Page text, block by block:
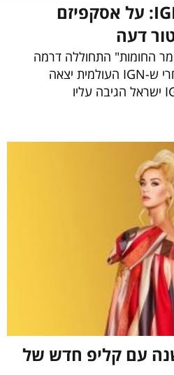
בעקבות תקרית IGN: על אסקפיזם
דעה
החומות" התחוללה דרמה
קטנה בעולם הגיימינג, אחרי ש-IGN העולמית יצאה
חוגג 25 שנה עם קליפ חדש של